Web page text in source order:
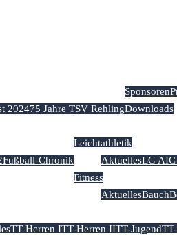
202475 Jahre TSV Rehling
Sponsoren
Downloads
Fußball-Chronik
Leichtathletik
AktuellesLG
Fitness
Aktuelles
TT-Herren ITT-Herren IITT-Jugend